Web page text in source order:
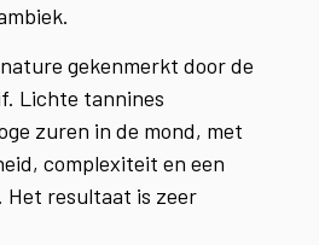
gekenmerkt door de
Lichte tannines
zuren in de mond, met
complexiteit en een
Het resultaat is zeer